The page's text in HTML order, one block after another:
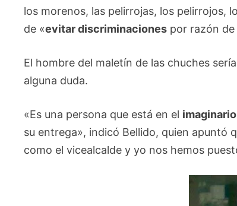
los morenos, las pelirrojas, los pelirrojos,
de «evitar discriminaciones por razón de
El hombre del maletín de las chuches
alguna duda.
«Es una persona que está en el
su entrega», indicó Bellido, quien apuntó
como el vicealcalde y yo nos hemos